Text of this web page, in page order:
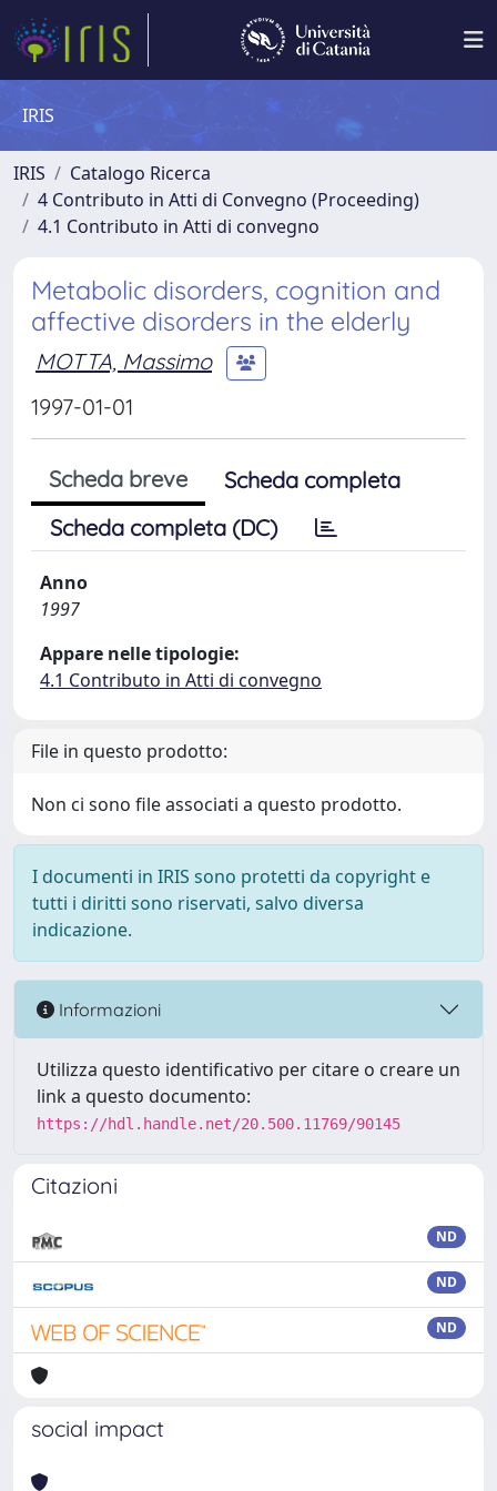
IRIS
IRIS
Catalogo Ricerca
4 Contributo in Atti di Convegno (Proceeding)
4.1 Contributo in Atti di convegno
Metabolic disorders, cognition and
affective disorders in the elderly
MOTTA, Massimo
1997-01-01
Scheda breve
Scheda completa
Scheda completa (DC)
Anno
1997
Appare nelle tipologie:
4.1 Contributo in Atti di convegno
File in questo prodotto:
Non ci sono file associati a questo prodotto.
I documenti in IRIS sono protetti da copyright e
tutti i diritti sono riservati, salvo diversa
indicazione.
Informazioni
Utilizza questo identificativo per citare o creare un
link a questo documento:
https://hdl.handle.net/20.500.11769/90145
Citazioni
ND
ND
ND
social impact